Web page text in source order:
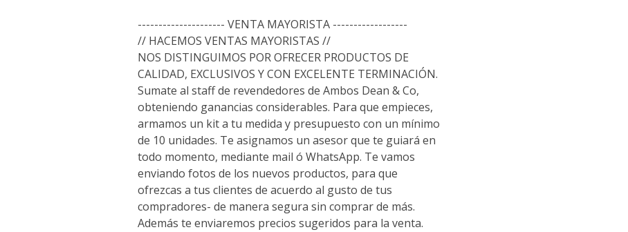
--------------------- VENTA MAYORISTA ------------------
// HACEMOS VENTAS MAYORISTAS //
NOS DISTINGUIMOS POR OFRECER PRODUCTOS DE
CALIDAD, EXCLUSIVOS Y CON EXCELENTE TERMINACIÓN.
Sumate al staff de revendedores de Ambos Dean & Co,
obteniendo ganancias considerables. Para que empieces,
armamos un kit a tu medida y presupuesto con un mínimo
de 10 unidades. Te asignamos un asesor que te guiará en
todo momento, mediante mail ó WhatsApp. Te vamos
enviando fotos de los nuevos productos, para que
ofrezcas a tus clientes de acuerdo al gusto de tus
compradores- de manera segura sin comprar de más.
Además te enviaremos precios sugeridos para la venta.